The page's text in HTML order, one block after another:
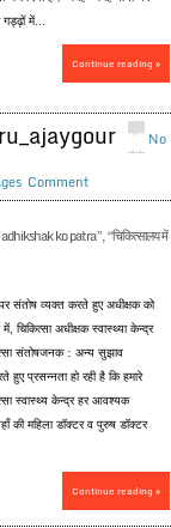
में...
Continue reading »
No
Comment
ko patra”, “चिकित्सालय में
संतोष व्यक्त करते हुए अधीक्षक को
चिकित्सा अधीक्षक स्वास्थ्या केन्द्र
संतोषजनक : अन्य सुझाव
प्रसन्नता हो रही है कि हमारे
स्वास्थ्य केन्द्र हर आवश्यक
की महिला डॉक्टर व पुरुष डॉक्टर
Continue reading »